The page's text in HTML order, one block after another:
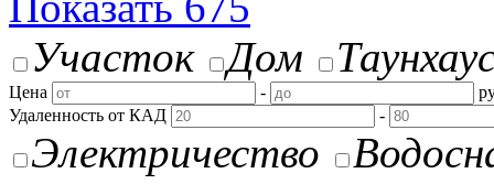
Участок
Дом
Цена -
Удаленность от КАД
-
Электричество